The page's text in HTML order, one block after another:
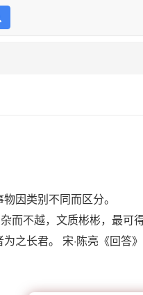
因类别不同而区分。
而不越，文质彬彬，最可
之长君。 宋·陈亮《回答